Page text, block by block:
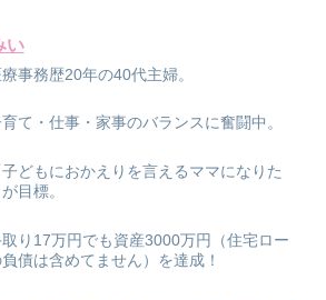
い
療事務歴20年の40代主婦。
育て・仕事・家事のバランスに奮闘中。
子どもにおかえりを言えるママになりた
目標。
取り17万円でも資産3000万円（住宅ロー
負債は含めてません）を達成！